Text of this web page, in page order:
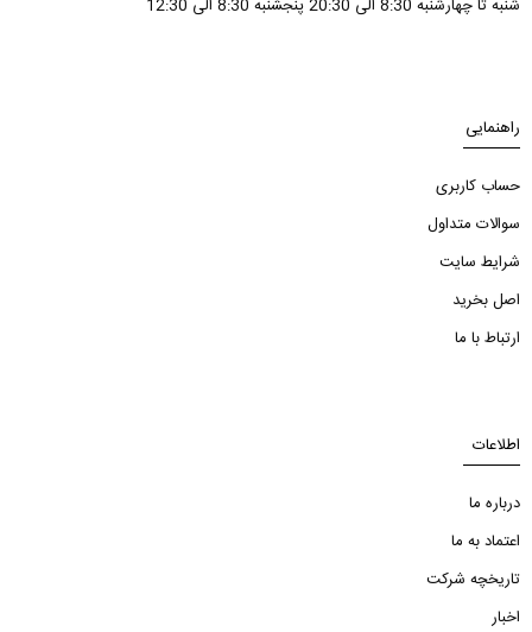
شنبه تا چهارشنبه 8:30 الی 20:30 پنجشنبه 8:30 الی 12:30
راهنمایی
حساب کاربری
سوالات متداول
شرایط سایت
اصل بخرید
ارتباط با ما
اطلاعات
درباره ما
اعتماد به ما
تاریخچه شرکت
اخبار